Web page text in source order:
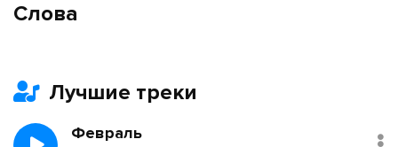
Слова
Лучшие треки
Февраль